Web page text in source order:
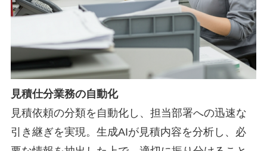
見積仕分業務の自動化
見積依頼の分類を自動化し、担当部署への迅速な
引き継ぎを実現。生成AIが見積内容を分析し、必